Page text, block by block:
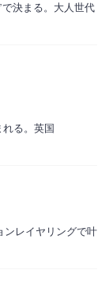
決まる。大人世代
る。英国
ンレイヤリングで叶